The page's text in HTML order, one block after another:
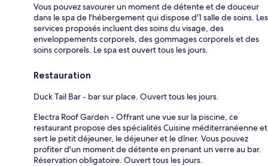
Vous pouvez savourer un moment de détente et de douceur
dans le spa de l'hébergement qui dispose d'1 salle de soins. Les
services proposés incluent des soins du visage, des
enveloppements corporels, des gommages corporels et des
soins corporels. Le spa est ouvert tous les jours.
Restauration
Duck Tail Bar - bar sur place. Ouvert tous les jours.
Electra Roof Garden - Offrant une vue sur la piscine, ce
restaurant propose des spécialités Cuisine méditerranéenne et
sert le petit déjeuner, le déjeuner et le dîner. Vous pouvez
profiter d'un moment de détente en prenant un verre au bar.
Réservation obligatoire. Ouvert tous les jours.